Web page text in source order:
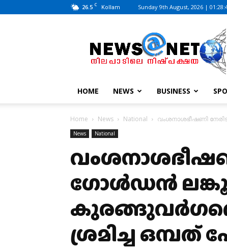
26.5 C Kollam Sunday 9th August, 2026 |
News@Net
|
www.newsatnet.com
HOME NEWS BUSINESS
Home News National വംശനാശഭീഷണി
News National
ഗോള്‍ഡന്‍
ശ്രമിച്ച ഒമ്പത്